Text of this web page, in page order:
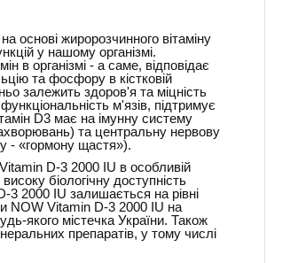
основі жиророзчинного вітаміну
у нашому організмі.
в організмі - а саме, відповідає
та фосфору в кістковій
залежить здоров'я та міцність
м'язів, підтримує
D3 має на імунну систему
та центральну нервову
- «гормону щастя»).
D-3 2000 IU в особливій
біологічну доступність
2000 IU залишається на рівні
NOW Vitamin D-3 2000 IU на
якого містечка України. Також
препаратів, у тому числі